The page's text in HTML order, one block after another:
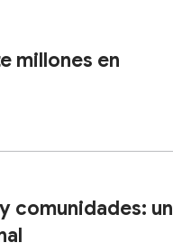
millones en
comunidades: un